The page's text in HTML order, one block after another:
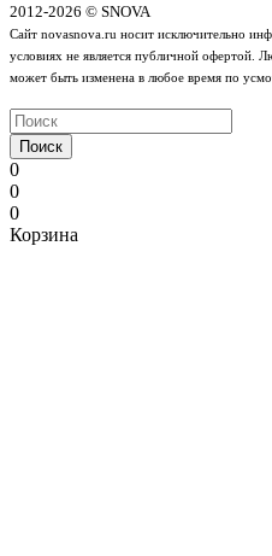
2012-2026 © SNOVA
Сайт novasnova.ru носит исключительно
условиях не является публичной офертой.
может быть изменена в любое время по
Поиск
0
0
0
Корзина